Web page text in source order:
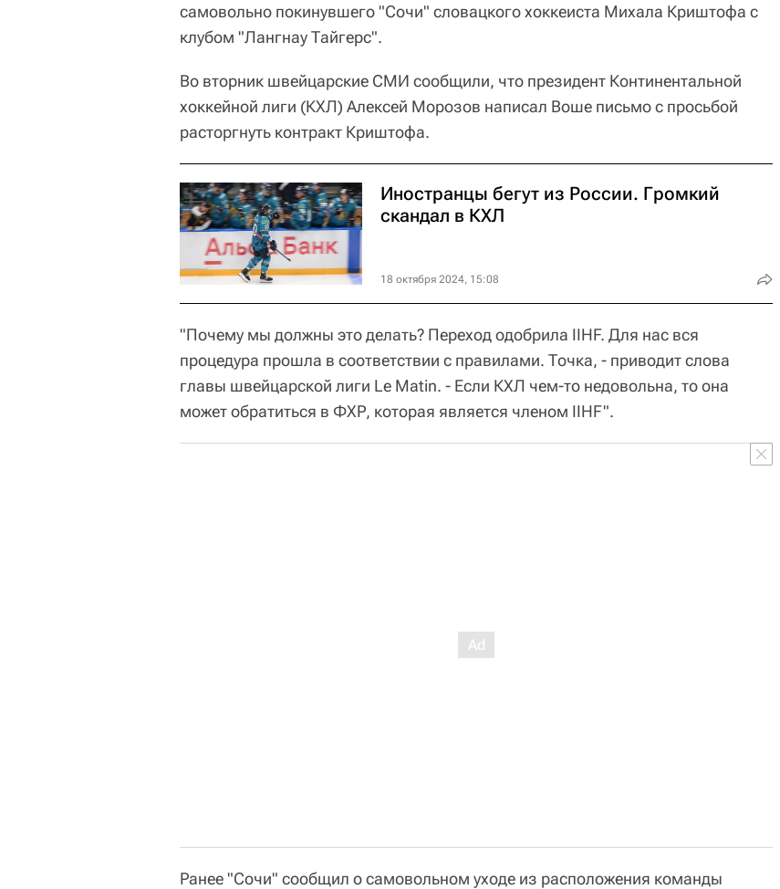
самовольно покинувшего "Сочи" словацкого хоккеиста Михала Криштофа с
клубом "Лангнау Тайгерс".
Во вторник швейцарские СМИ сообщили, что президент Континентальной
хоккейной лиги (КХЛ) Алексей Морозов написал Воше письмо с просьбой
расторгнуть контракт Криштофа.
Иностранцы бегут из России. Громкий
скандал в КХЛ
18 октября 2024, 15:08
"Почему мы должны это делать? Переход одобрила IIHF. Для нас вся
процедура прошла в соответствии с правилами. Точка, - приводит слова
главы швейцарской лиги Le Matin. - Если КХЛ чем-то недовольна, то она
может обратиться в ФХР, которая является членом IIHF".
Ранее "Сочи" сообщил о самовольном уходе из расположения команды